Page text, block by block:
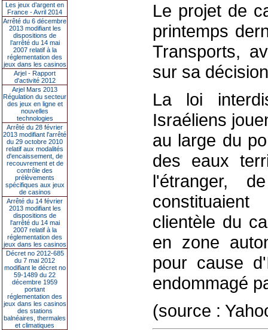
Les jeux d’argent en
France - Avril 2014
Arrêté du 6 décembre
2013 modifiant les
dispositions de
l’arrêté du 14 mai
2007 relatif à la
réglementation des
jeux dans les casinos
Arjel - Rapport
d'activité 2012
Arjel Mars 2013
Régulation du secteur
des jeux en ligne et
nouvelles
technologies
Arrêté du 28 février
2013 modifiant l'arrêté
du 29 octobre 2010
relatif aux modalités
d'encaissement, de
recouvrement et de
contrôle des
prélèvements
spécifiques aux jeux
de casinos
Arrêté du 14 février
2013 modifiant les
dispositions de
l'arrêté du 14 mai
2007 relatif à la
réglementation des
jeux dans les casinos
Décret no 2012-685
du 7 mai 2012
modifiant le décret no
59-1489 du 22
décembre 1959
portant
réglementation des
jeux dans les casinos
des stations
balnéaires, thermales
et climatiques
Le projet de
printemps
Transports,
sur sa
La loi
Israéliens
au large du
des eaux
l'étranger,
clientèle du
en zone
pour cause
endommagé
(source :